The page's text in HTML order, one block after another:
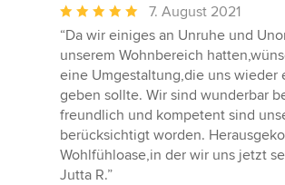
Durchschnittliche
Bewertung:
5
von
5
Sternen
7. August 2021
“Da wir einiges an Unruhe und
unserem Wohnbereich
eine Umgestaltung,die uns wieder
geben sollte. Wir sind wunderbar
freundlich und kompetent sind
berücksichtigt worden.
Wohlfühloase,in der wir uns jetzt
Jutta R.”